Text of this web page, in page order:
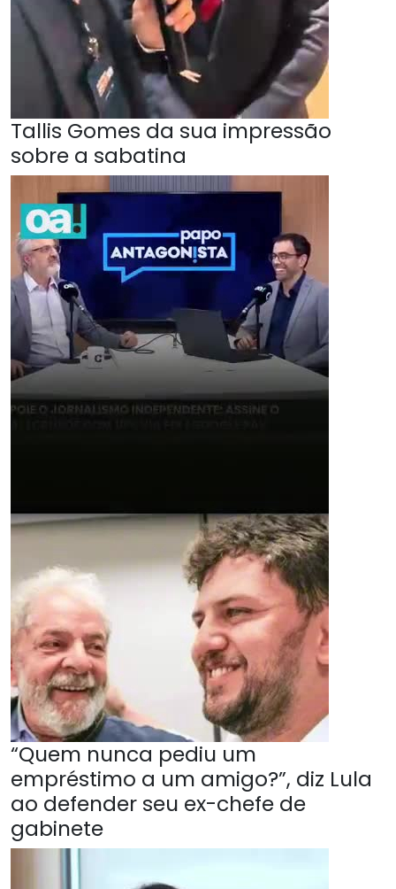
Tallis Gomes da sua impressão
sobre a sabatina
“Quem nunca pediu um
empréstimo a um amigo?”, diz Lula
ao defender seu ex-chefe de
gabinete